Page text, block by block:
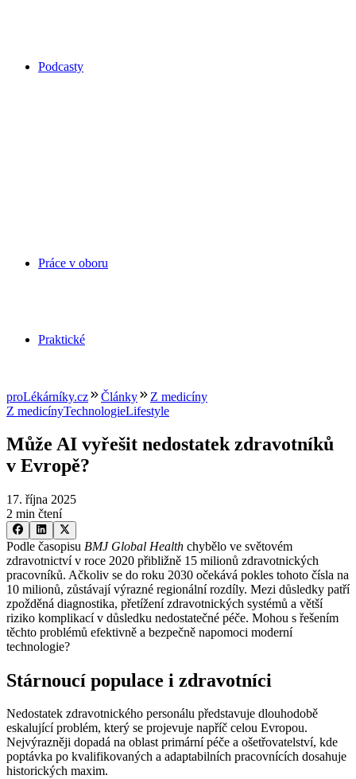
Podcasty
Práce v oboru
Praktické
proLékárníky.cz Články
Z medicíny
Z medicínyTechnologieLifestyle
Může AI vyřešit nedostatek zdravotníků
v Evropě?
17. října 2025
2 min čtení
Podle časopisu BMJ Global Health chybělo ve světovém
zdravotnictví v roce 2020 přibližně 15 milionů zdravotnických
pracovníků. Ačkoliv se do roku 2030 očekává pokles tohoto čísla na
10 milionů, zůstávají výrazné regionální rozdíly. Mezi důsledky patří
zpožděná diagnostika, přetížení zdravotnických systémů a větší
riziko komplikací v důsledku nedostatečné péče. Mohou s řešením
těchto problémů efektivně a bezpečně napomoci moderní
technologie?
Stárnoucí populace i zdravotníci
Nedostatek zdravotnického personálu představuje dlouhodobě
eskalující problém, který se projevuje napříč celou Evropou.
Nejvýrazněji dopadá na oblast primární péče a ošetřovatelství, kde
poptávka po kvalifikovaných a adaptabilních pracovnících dosahuje
historických maxim.